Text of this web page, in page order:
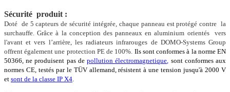
Sécurité produit :
Doté de 5 capteurs de sécurité intégrée, chaque panneau est protégé contre la
surchauffe. Grâce à la conception des panneaux en aluminium orientés vers
l'avant et vers l’arrière, les radiateurs infrarouges de DOMO-Systems Group
offrent également une protection PE de 100%. Ils sont conformes à la norme EN
50366, ne produisent pas depollution électromagnetique, sont conformes aux
normes CE, testés par le TÜV allemand, résistent à une tension jusqu'à 2000 V
et sont de la classe IP X4.